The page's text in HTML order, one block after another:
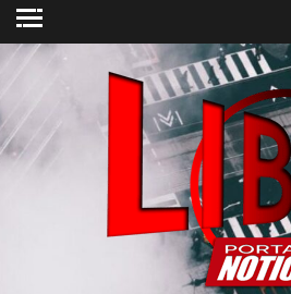
Saltar
contenido